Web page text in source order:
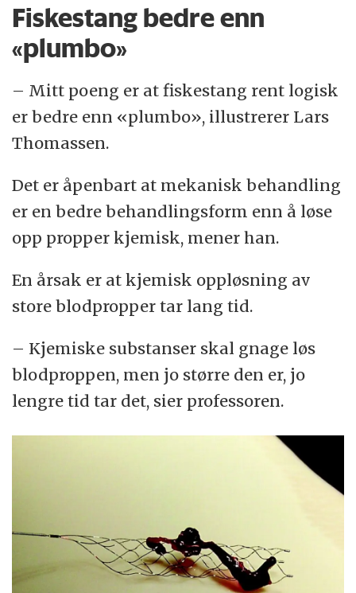
Fiskestang bedre enn
«plumbo»
– Mitt poeng er at fiskestang rent logisk
er bedre enn «plumbo», illustrerer Lars
Thomassen.
Det er åpenbart at mekanisk behandling
er en bedre behandlingsform enn å løse
opp propper kjemisk, mener han.
En årsak er at kjemisk oppløsning av
store blodpropper tar lang tid.
– Kjemiske substanser skal gnage løs
blodproppen, men jo større den er, jo
lengre tid tar det, sier professoren.